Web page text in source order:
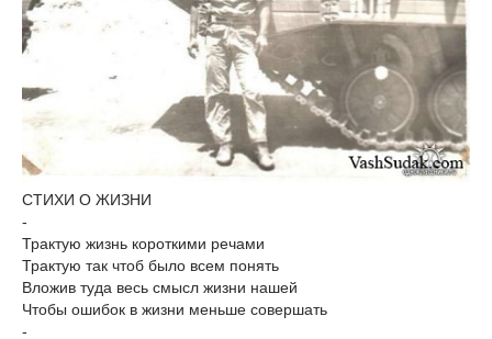
СТИХИ О ЖИЗНИ
-
Трактую жизнь короткими речами
Трактую так чтоб было всем понять
Вложив туда весь смысл жизни нашей
Чтобы ошибок в жизни меньше совершать
-